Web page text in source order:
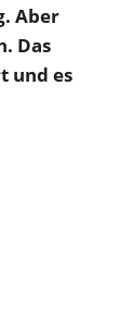
Aber
Das
und es